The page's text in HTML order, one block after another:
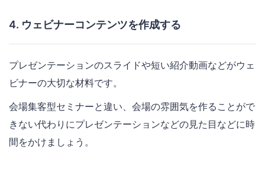
4. ウェビナーコンテンツを作成する
プレゼンテーションのスライドや短い紹介動画などがウェ
ビナーの大切な材料です。
会場集客型セミナーと違い、会場の雰囲気を作ることがで
きない代わりにプレゼンテーションなどの見た目などに時
間をかけましょう。